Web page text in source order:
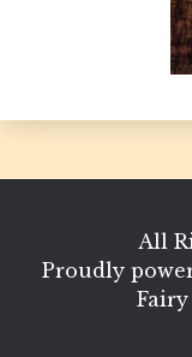
All
Proudly